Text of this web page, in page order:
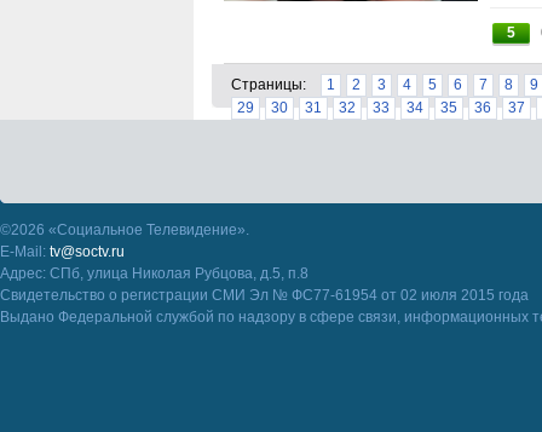
5
Страницы: 1 2 3 4 5 6 7 8
9
29
30 31 32 33 34 35 36 37
©2026 «Социальное Телевидение».
E-Mail: tv@soctv.ru
Адрес: СПб, улица Николая Рубцова, д.5, п.8
Свидетельство о регистрации СМИ Эл № ФС77-61954 от 02 июля 2015 года
Выдано Федеральной службой по надзору в сфере связи, информационных